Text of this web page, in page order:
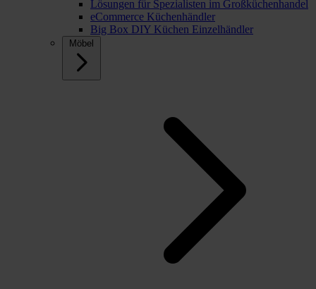
Lösungen für Spezialisten im Großküchenhandel
eCommerce Küchenhändler
Big Box DIY Küchen Einzelhändler
Möbel